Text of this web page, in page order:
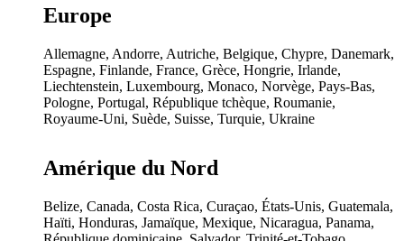
Europe
Allemagne, Andorre, Autriche, Belgique, Chypre, Danemark,
Espagne, Finlande, France, Grèce, Hongrie, Irlande,
Liechtenstein, Luxembourg, Monaco, Norvège, Pays-Bas,
Pologne, Portugal, République tchèque, Roumanie,
Royaume-Uni, Suède, Suisse, Turquie, Ukraine
Amérique du Nord
Belize, Canada, Costa Rica, Curaçao, États-Unis, Guatemala,
Haïti, Honduras, Jamaïque, Mexique, Nicaragua, Panama,